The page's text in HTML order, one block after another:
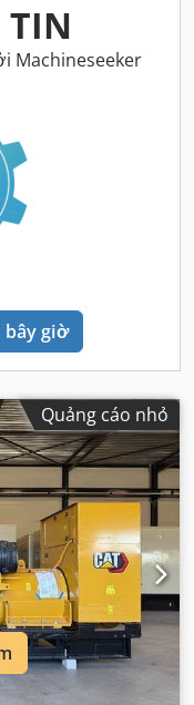
TIN
Machineseeker
bây giờ
Quảng cáo nhỏ